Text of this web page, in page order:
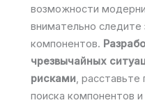
возможности
внимательно
компонентов.
чрезвычайных
рисками, расставьте
поиска компонентов